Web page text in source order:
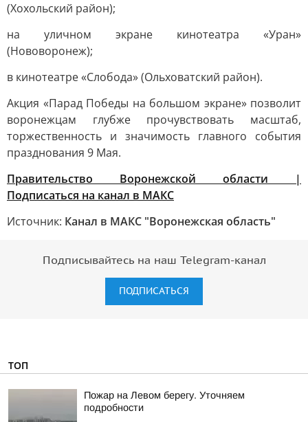
(Хохольский район);
на уличном экране кинотеатра «Уран»
(Нововоронеж);
в кинотеатре «Слобода» (Ольховатский район).
Акция «Парад Победы на большом экране» позволит
воронежцам глубже прочувствовать масштаб,
торжественность и значимость главного события
празднования 9 Мая.
Правительство Воронежской области |
Подписаться на канал в МАКС
Источник: Канал в МАКС "Воронежская область"
Подписывайтесь на наш Telegram-канал
ПОДПИСАТЬСЯ
ТОП
Пожар на Левом берегу. Уточняем
подробности